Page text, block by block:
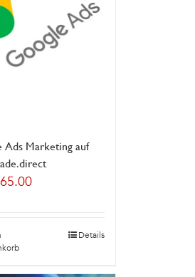
Ads Marketing auf
Details